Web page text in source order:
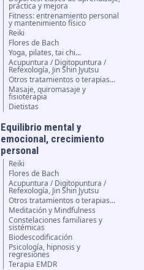
práctica y mejora
Fitness: entrenamiento personal
y mantenimiento físico
Reiki
Flores de Bach
Yoga, pilates, tai chi...
Acupuntura / Digitopuntura /
Refexología, Jin Shin Jyutsu
Otros tratamientos o terapias...
Masaje, quiromasaje y
fisioterapia
Dietistas
Equilibrio mental y
emocional, crecimiento
personal
Reiki
Flores de Bach
Acupuntura / Digitopuntura /
Refexología, Jin Shin Jyutsu
Otros tratamientos o terapias...
Meditación y Mindfulness
Constelaciones familiares y
sistémicas
Biodescodificación
Psicología, hipnosis y
regresiones
Terapia EMDR